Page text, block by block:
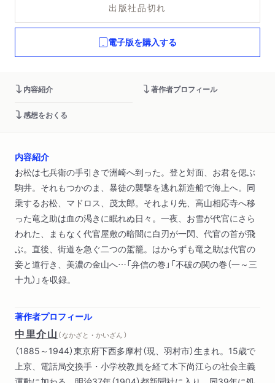
出版社品切れ
電子版を購入する
内容紹介 著作者プロフィール
感想をおくる
内容紹介
お松は七兵衛の手引きで洲崎へ到った。登と対面、お君を偲ぶ
駒井。それもつかのま、暴徒の襲撃を逃れ新造船で海上へ。同
乗するお松、マドロス、茂太郎。それより先、高山相応寺へ移
った竜之助は血の渇きに眠れぬ日々。一夜、お雪が代官にさら
われた、まもなく代官屋敷の暗闇に白刃が一閃、代官の首が飛
ぶ。直後、街道を急ぐ二つの駕籠。はからずも竜之助は代官の
妾と道行き、美濃の金山へ…「弁信の巻」「不破の関の巻（一～三
十九）」を収録。
著作者プロフィール
中里介山 （ なかざと・かいざん ）
（1885～1944）東京府下西多摩村（現、羽村市）生まれ。15歳で
上京、電話局交換手・小学校教員を経て木下尚江らの社会主義